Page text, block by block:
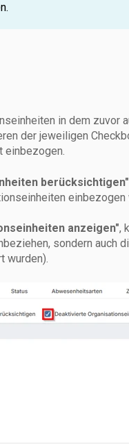
in dem zuvor
der jeweiligen
einbezogen.
berücksichtigen"
anzeigen",
sondern auch
wurden).